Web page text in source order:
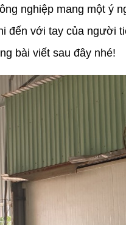
nghiệp mang một ý
đến với tay của người
bài viết sau đây nhé!